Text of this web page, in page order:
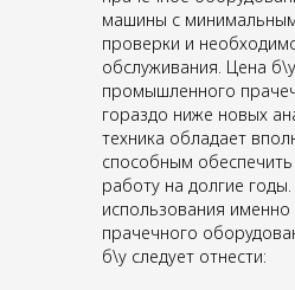
машины с
проверки и
обслуживания. Цена
промышленного
гораздо ниже новых
техника обладает
способным
работу на долгие
использования
прачечного
б\у следует отнести: